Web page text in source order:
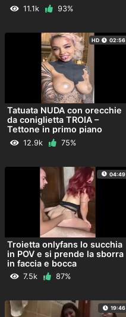
11.1k 93%
HD 02:56
Tatuata NUDA con orecchie
da coniglietta TROIA –
Tettone in primo piano
12.9k 75%
04:49
Troietta onlyfans lo succhia
in POV e si prende la sborra
in faccia e bocca
7.5k 87%
19:46